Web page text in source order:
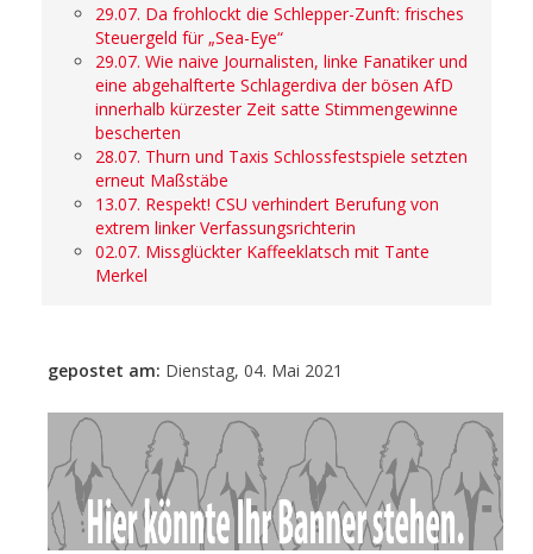
29.07. Da frohlockt die Schlepper-Zunft: frisches
Steuergeld für „Sea-Eye“
29.07. Wie naive Journalisten, linke Fanatiker und
eine abgehalfterte Schlagerdiva der bösen AfD
innerhalb kürzester Zeit satte Stimmengewinne
bescherten
28.07. Thurn und Taxis Schlossfestspiele setzten
erneut Maßstäbe
13.07. Respekt! CSU verhindert Berufung von
extrem linker Verfassungsrichterin
02.07. Missglückter Kaffeeklatsch mit Tante
Merkel
gepostet am: Dienstag, 04. Mai 2021
- Anzeige -